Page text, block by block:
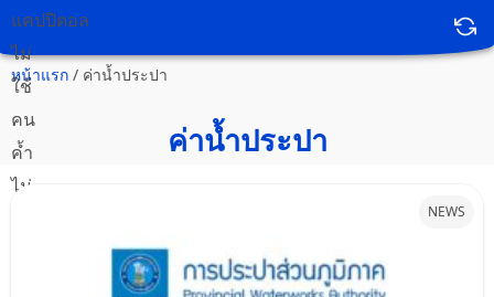
หน้าแรก / ค่าน้ำประปา
ค่าน้ำประปา
NEWS